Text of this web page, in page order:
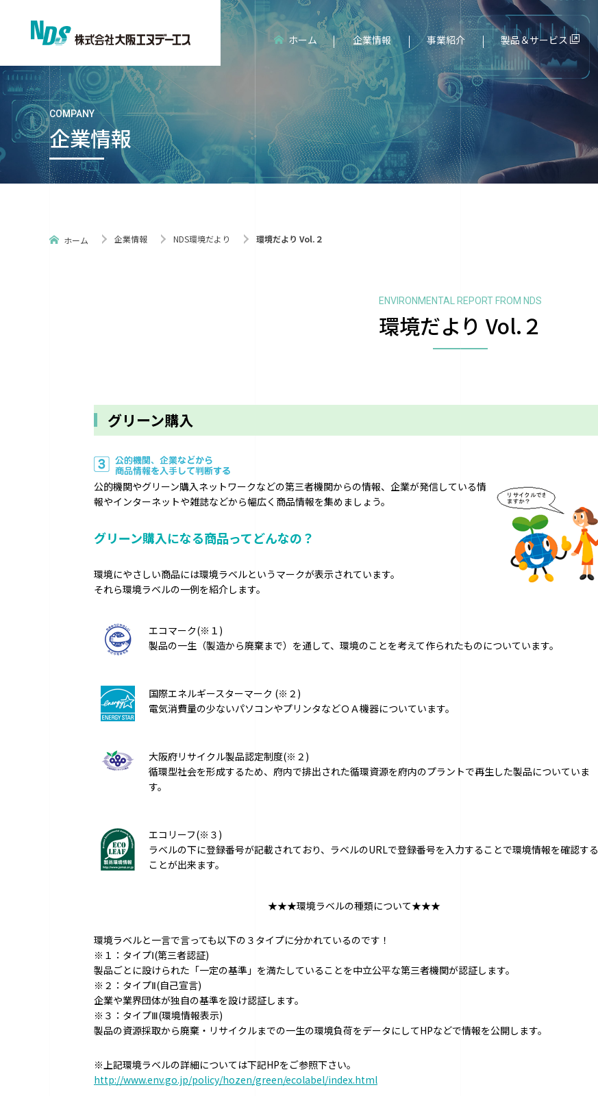
ホーム 企業情報
個人情報保護について
事業紹介 製品＆サービス
COMPANY
企業情報
ホーム 企業情報 NDS環境だより 環境だより Vol.２
ENVIRONMENTAL REPORT FROM NDS
環境だより Vol.２
グリーン購入
公的機関やグリーン購入ネットワークなどの第三者機関からの情報、企業が発信している情
報やインターネットや雑誌などから幅広く商品情報を集めましょう。
グリーン購入になる商品ってどんなの？
環境にやさしい商品には環境ラベルというマークが表示されています。
それら環境ラベルの一例を紹介します。
エコマーク(※１)
製品の一生（製造から廃棄まで）を通して、環境のことを考えて作られたものについています。
国際エネルギースターマーク (※２)
電気消費量の少ないパソコンやプリンタなどＯＡ機器についています。
大阪府リサイクル製品認定制度(※２)
循環型社会を形成するため、府内で排出された循環資源を府内のプラントで再生した製品についていま
す。
エコリーフ(※３)
ラベルの下に登録番号が記載されており、ラベルのURLで登録番号を入力することで環境情報を確認する
ことが出来ます。
★★★環境ラベルの種類について★★★
環境ラベルと一言で言っても以下の３タイプに分かれているのです！
※１：タイプⅠ(第三者認証)
製品ごとに設けられた「一定の基準」を満たしていることを中立公平な第三者機関が認証します。
※２：タイプⅡ(自己宣言)
企業や業界団体が独自の基準を設け認証します。
※３：タイプⅢ(環境情報表示)
製品の資源採取から廃棄・リサイクルまでの一生の環境負荷をデータにしてHPなどで情報を公開します。
※上記環境ラベルの詳細については下記HPをご参照下さい。
http://www.env.go.jp/policy/hozen/green/ecolabel/index.html